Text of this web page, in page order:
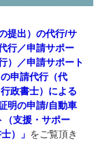
提出）の代行/サ
行／申請サポー
）／申請サポート
申請代行（代
政書士）による
明の申請/自動車
（支援・サポー
）」 をご覧頂き